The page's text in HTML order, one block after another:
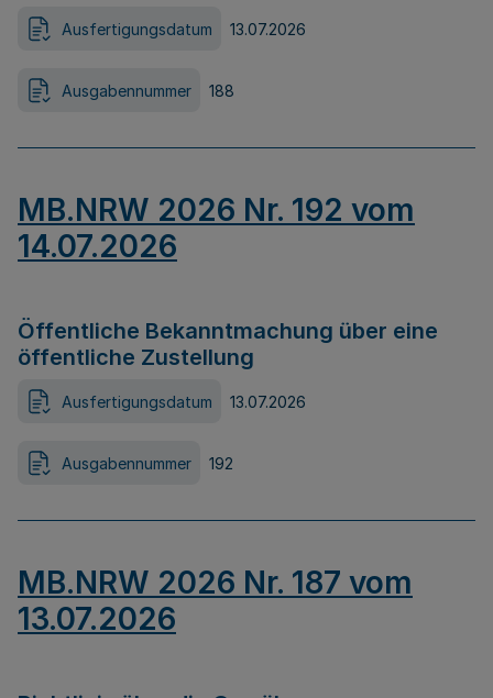
Ausfertigungsdatum 13.07.2026
Ausgabennummer 188
MB.NRW 2026 Nr. 192 vom
14.07.2026
Öffentliche Bekanntmachung über eine
öffentliche Zustellung
Ausfertigungsdatum 13.07.2026
Ausgabennummer 192
MB.NRW 2026 Nr. 187 vom
13.07.2026